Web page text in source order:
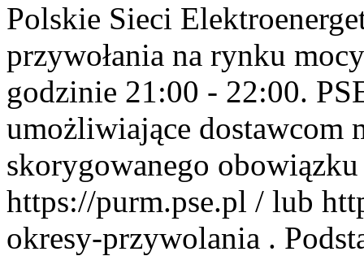
Polskie Sieci
przywołania na rynku
godzinie 21:00 - 22:00.
umożliwiające dostawcom
skorygowanego
https://purm.pse.pl / lub
okresy-przywolania .